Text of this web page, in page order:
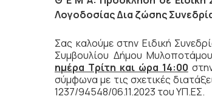
Λογοδοσίας Δια ζώσης
Σας καλούμε στην Ειδική
Συμβουλίου Δήμου
ημέρα Τρίτη και ώρα 14:00
σύμφωνα με τις σχετικές
1237/94548/06.11.2023 του ΥΠ.ΕΣ.